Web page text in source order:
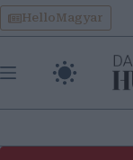
Skip
to
content
HelloMagyar